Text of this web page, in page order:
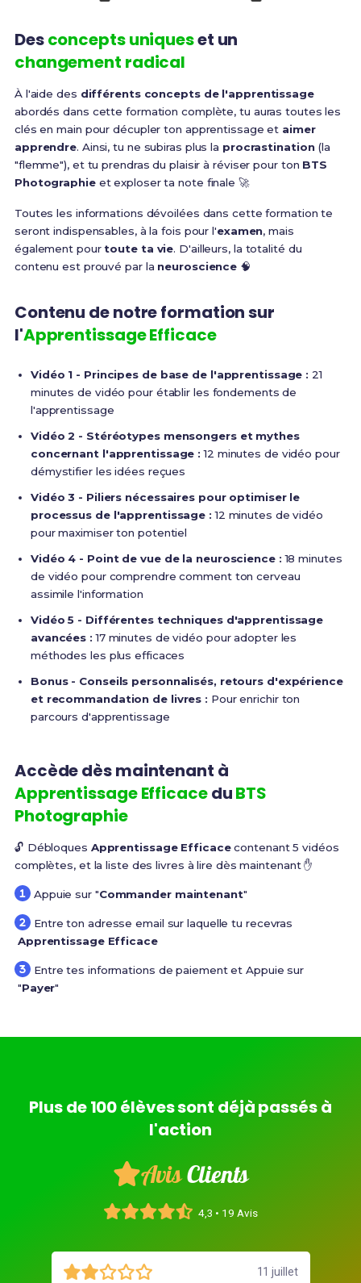
Desconcepts uniqueset un
changement radical
À l'aide des différents concepts de l'apprentissage
abordés dans cette formation complète, tu auras toutes les
clés en main pour décupler ton apprentissage et aimer
apprendre. Ainsi, tu ne subiras plus la procrastination(la
"flemme"), et tu prendras du plaisir à réviser pour ton BTS
Photographieet exploser ta note finale 🚀
Toutes les informations dévoilées dans cette formation te
seront indispensables, à la fois pour l'examen, mais
également pourtoute ta vie. D'ailleurs, la totalité du
contenu est prouvé par la neuroscience 🧠
Contenu de notre formation sur
l'Apprentissage Efficace
Vidéo 1 - Principes de base de l'apprentissage : 21
minutes de vidéo pour établir les fondements de
l'apprentissage
Vidéo 2 - Stéréotypes mensongers et mythes
concernant l'apprentissage : 12 minutes de vidéo pour
démystifier les idées reçues
Vidéo 3 - Piliers nécessaires pour optimiser le
processus de l'apprentissage : 12 minutes de vidéo
pour maximiser ton potentiel
Vidéo 4 - Point de vue de la neuroscience : 18 minutes
de vidéo pour comprendre comment ton cerveau
assimile l'information
Vidéo 5 - Différentes techniques d'apprentissage
avancées : 17 minutes de vidéo pour adopter les
méthodes les plus efficaces
Bonus - Conseils personnalisés, retours d'expérience
et recommandation de livres : Pour enrichir ton
parcours d'apprentissage
Accède dès maintenant à
Apprentissage EfficaceduBTS
Photographie
🔓 Débloques Apprentissage Efficacecontenant 5 vidéos
complètes, et la liste des livres à lire dès maintenant ✋
Appuie sur "Commander maintenant"
Entre ton adresse email sur laquelle tu recevras
Apprentissage Efficace
Entre tes informations de paiement et Appuie sur
"Payer"
Plus de 100 élèves sont déjà passés à
l'action
AvisClients
4,3 • 19 Avis
11 juillet